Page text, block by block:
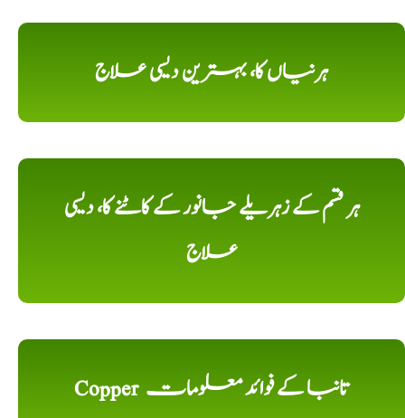
ہرنیاں کا، بہترین دیسی علاج
ہر قسم کے زہریلے جانور کے کاٹنے کا، دیسی
علاج
Copper تانبا کے فوائد معلومات